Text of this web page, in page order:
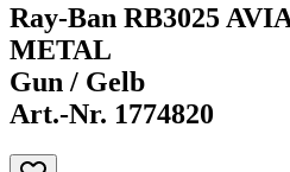
Ray-Ban RB3025
METAL
Gun / Gelb
Art.-Nr. 1774820